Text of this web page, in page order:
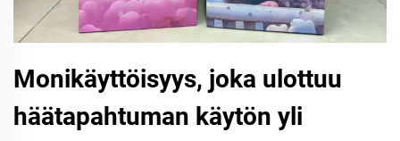
Monikäyttöisyys, joka ulottuu
häätapahtuman käytön yli